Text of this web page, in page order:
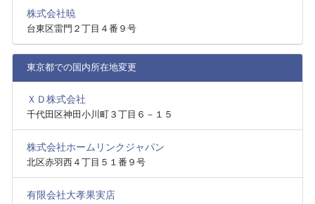
株式会社暁
台東区雷門２丁目４番９号
東京都での国内所在地変更
ＸＤ株式会社
千代田区神田小川町３丁目６－１５
株式会社ホームリンクジャパン
北区赤羽西４丁目５１番９号
有限会社大孝果実店